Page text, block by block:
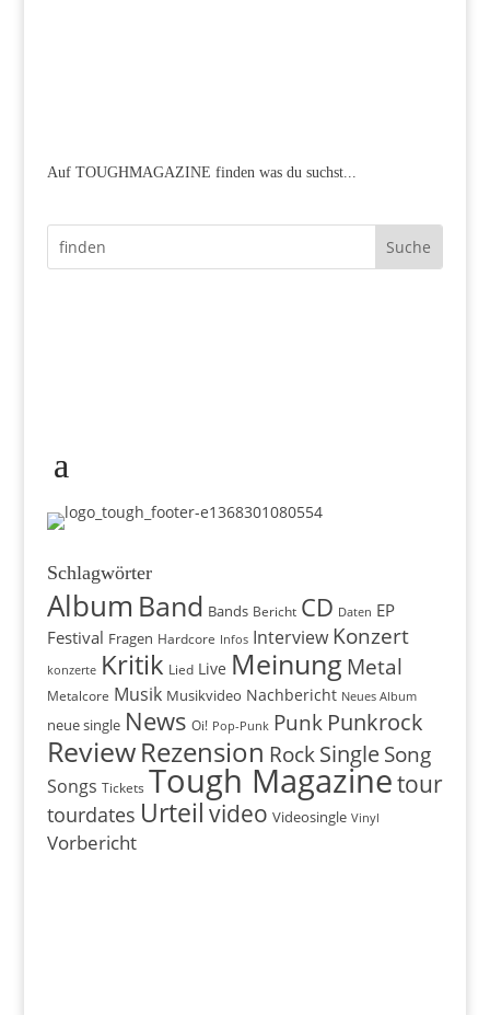
Auf TOUGHMAGAZINE finden was du suchst...
Schlagwörter
Album Band Bands Bericht CD Daten EP
Festival Fragen Hardcore Infos Interview Konzert
konzerte Kritik Lied Live Meinung Metal
Metalcore Musik Musikvideo Nachbericht Neues Album
neue single News Oi! Pop-Punk Punk Punkrock
ReviewRezension Rock Single Song
Songs Tickets Tough Magazinetour
tourdates Urteil video Videosingle Vinyl
Vorbericht